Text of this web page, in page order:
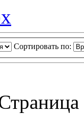
Сортировать по: